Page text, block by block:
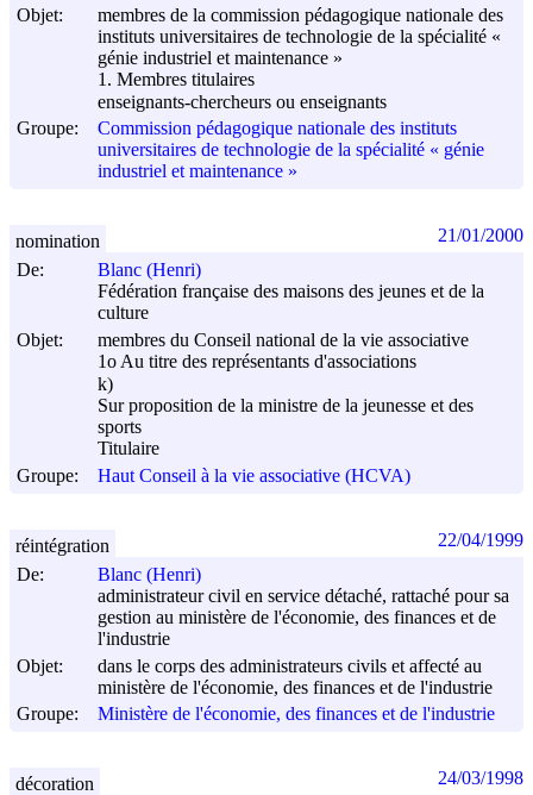
Objet:
membres de la commission pédagogique nationale des
instituts universitaires de technologie de la spécialité «
génie industriel et maintenance »
1. Membres titulaires
enseignants-chercheurs ou enseignants
Groupe:
Commission pédagogique nationale des instituts
universitaires de technologie de la spécialité « génie
industriel et maintenance »
De:
Blanc (Henri)
Fédération française des maisons des jeunes et de la
culture
Objet:
membres du Conseil national de la vie associative
1o Au titre des représentants d'associations
k)
Sur proposition de la ministre de la jeunesse et des
sports
Titulaire
Groupe:
Haut Conseil à la vie associative (HCVA)
nomination 21/01/2000
De:
Blanc (Henri)
administrateur civil en service détaché, rattaché pour sa
gestion au ministère de l'économie, des finances et de
l'industrie
Objet:
dans le corps des administrateurs civils et affecté au
ministère de l'économie, des finances et de l'industrie
Groupe:
Ministère de l'économie, des finances et de l'industrie
réintégration 22/04/1999
décoration 24/03/1998